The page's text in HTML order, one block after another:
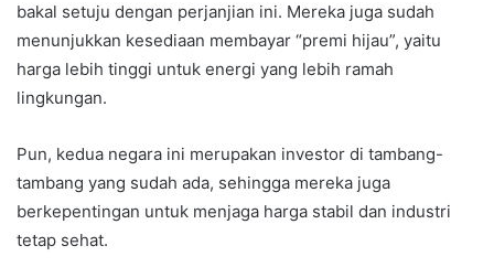
bakal setuju dengan perjanjian ini. Mereka juga sudah
menunjukkan kesediaan membayar “premi hijau”, yaitu
harga lebih tinggi untuk energi yang lebih ramah
lingkungan.
Pun, kedua negara ini merupakan investor di tambang-
tambang yang sudah ada, sehingga mereka juga
berkepentingan untuk menjaga harga stabil dan industri
tetap sehat.